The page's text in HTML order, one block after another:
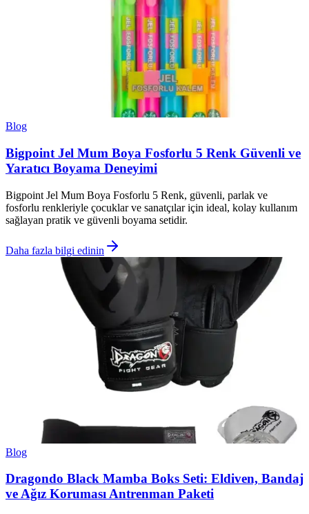
Blog
Bigpoint Jel Mum Boya Fosforlu 5 Renk Güvenli ve
Yaratıcı Boyama Deneyimi
Bigpoint Jel Mum Boya Fosforlu 5 Renk, güvenli, parlak ve
fosforlu renkleriyle çocuklar ve sanatçılar için ideal, kolay kullanım
sağlayan pratik ve güvenli boyama setidir.
Daha fazla bilgi edinin
Blog
Dragondo Black Mamba Boks Seti: Eldiven, Bandaj
ve Ağız Koruması Antrenman Paketi